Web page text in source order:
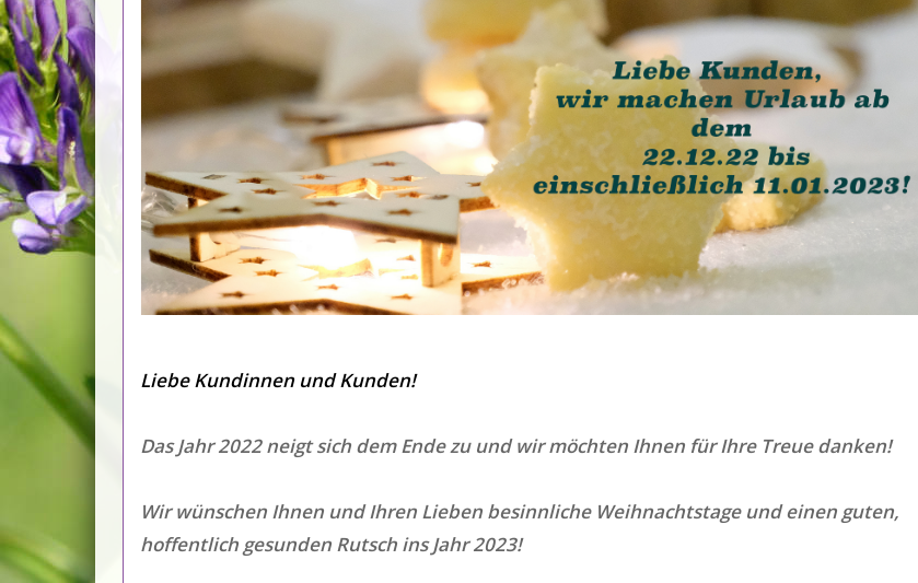
Liebe Kundinnen und Kunden!
Das Jahr 2022 neigt sich dem Ende zu und wir möchten Ihnen für Ihre Treue danken!
Wir wünschen Ihnen und Ihren Lieben besinnliche Weihnachtstage und einen guten,
hoffentlich gesunden Rutsch ins Jahr 2023!